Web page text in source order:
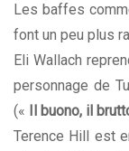
Les baffes
font un peu plus
Eli Wallach
personnage de
(«
Il buono, il
Terence Hill est